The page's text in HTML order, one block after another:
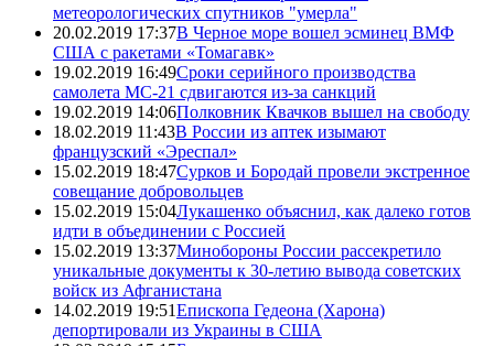
метеорологических спутников "умерла"
20.02.2019 17:37В Черное море вошел эсминец ВМФ
США с ракетами «Томагавк»
19.02.2019 16:49Сроки серийного производства
самолета МС-21 сдвигаются из-за санкций
19.02.2019 14:06Полковник Квачков вышел на свободу
18.02.2019 11:43В России из аптек изымают
французский «Эреспал»
15.02.2019 18:47Сурков и Бородай провели экстренное
совещание добровольцев
15.02.2019 15:04Лукашенко объяснил, как далеко готов
идти в объединении с Россией
15.02.2019 13:37Минобороны России рассекретило
уникальные документы к 30-летию вывода советских
войск из Афганистана
14.02.2019 19:51Епископа Гедеона (Харона)
депортировали из Украины в США